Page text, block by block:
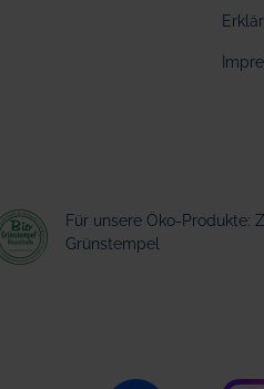
Für unsere Öko-Produkte:
Grünstempel